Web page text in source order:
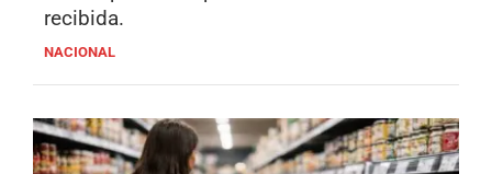
recibida.
NACIONAL